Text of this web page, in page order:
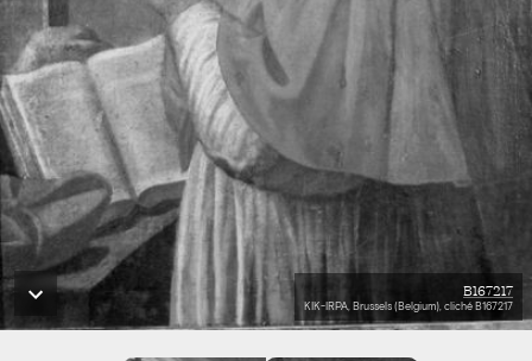
B167217
KIK-IRPA, Brussels (Belgium), cliché B167217